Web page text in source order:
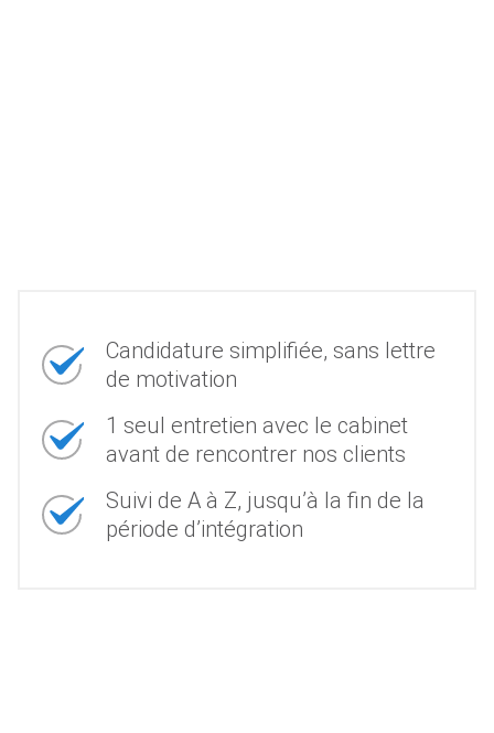
Candidature simplifiée, sans lettre
de motivation
1 seul entretien avec le cabinet
avant de rencontrer nos clients
Suivi de A à Z, jusqu’à la fin de la
période d’intégration